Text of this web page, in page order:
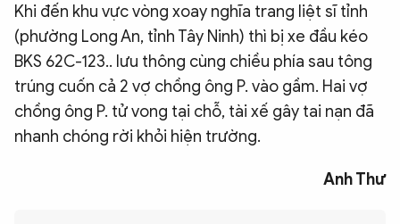
Khi đến khu vực vòng xoay nghĩa trang liệt sĩ tỉnh
(phường Long An, tỉnh Tây Ninh) thì bị xe đầu kéo
BKS 62C-123.. lưu thông cùng chiều phía sau tông
trúng cuốn cả 2 vợ chồng ông P. vào gầm. Hai vợ
chồng ông P. tử vong tại chỗ, tài xế gây tai nạn đã
nhanh chóng rời khỏi hiện trường.
Anh Thư